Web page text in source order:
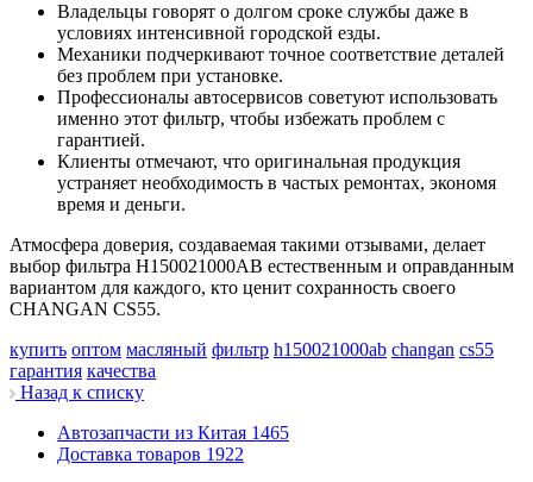
Владельцы говорят о долгом сроке службы даже в
условиях интенсивной городской езды.
Механики подчеркивают точное соответствие деталей
без проблем при установке.
Профессионалы автосервисов советуют использовать
именно этот фильтр, чтобы избежать проблем с
гарантией.
Клиенты отмечают, что оригинальная продукция
устраняет необходимость в частых ремонтах, экономя
время и деньги.
Атмосфера доверия, создаваемая такими отзывами, делает
выбор фильтра H150021000AB естественным и оправданным
вариантом для каждого, кто ценит сохранность своего
CHANGAN CS55.
купить оптом масляный фильтр h150021000ab changan cs55
гарантия качества
Назад к списку
Автозапчасти из Китая 1465
Доставка товаров 1922